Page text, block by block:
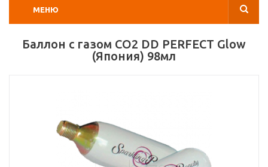
МЕНЮ
Баллон с газом CO2 DD PERFECT Glow
(Япония) 98мл